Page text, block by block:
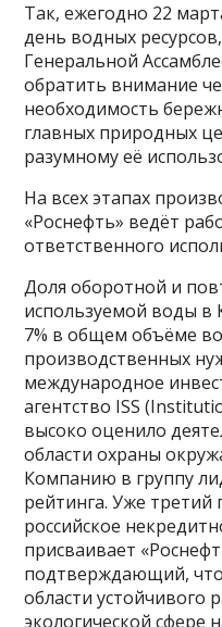
Так, ежегодно 22
день водных
Генеральной
обратить внимание
необходимость
главных природных
разумному её
На всех этапах
«Роснефть» ведёт
ответственного
Доля оборотной и
используемой воды
7% в общем объёме
производственных
международное
агентство ISS
высоко оценило
области охраны
Компанию в группу
рейтинга. Уже
российское
присваивает
подтверждающий,
области устойчивого
экологической сфере